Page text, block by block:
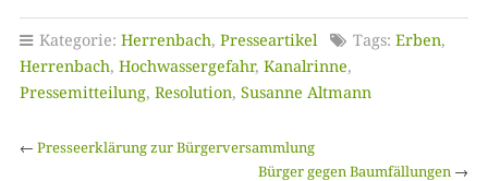
Kategorie: Herrenbach, Presseartikel Tags: Erben,
Herrenbach, Hochwassergefahr, Kanalrinne,
Pressemitteilung, Resolution, Susanne Altmann
← Presseerklärung zur Bürgerversammlung
Bürger gegen Baumfällungen →